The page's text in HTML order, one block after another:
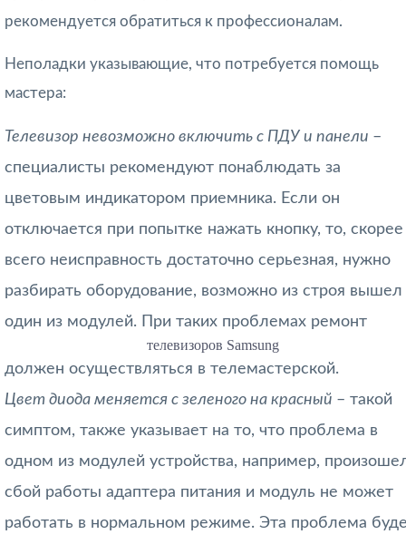
рекомендуется обратиться к профессионалам.
Неполадки указывающие, что потребуется помощь
мастера:
Телевизор невозможно включить с ПДУ и панели –
специалисты рекомендуют понаблюдать за
цветовым индикатором приемника. Если он
отключается при попытке нажать кнопку, то, скорее
всего неисправность достаточно серьезная, нужно
разбирать оборудование, возможно из строя вышел
один из модулей. При таких проблемах ремонт
телевизоров Samsung
должен осуществляться в телемастерской.
Цвет диода меняется с зеленого на красный – такой
симптом, также указывает на то, что проблема в
одном из модулей устройства, например,
сбой работы адаптера питания и модуль не может
работать в нормальном режиме. Эта проблема